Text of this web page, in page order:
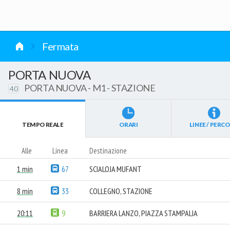
Fermata
PORTA NUOVA
40 PORTA NUOVA - M1 - STAZIONE
TEMPO REALE ORARI LINEE /
Alle Linea Destinazione
1 min 67 SCIALOJA MUFANT
8 min 33 COLLEGNO, STAZIONE
20:11 9 BARRIERA LANZO, PIAZZA STAMPALIA